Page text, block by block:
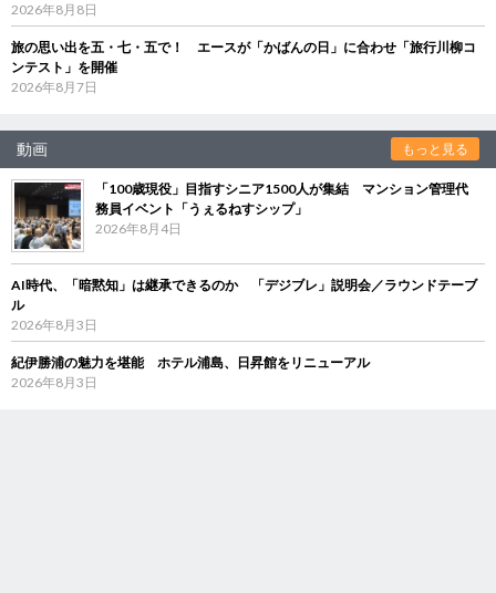
2026年8月8日
旅の思い出を五・七・五で！ エースが「かばんの日」に合わせ「旅行川柳コ
ンテスト」を開催
2026年8月7日
動画 もっと見る
「100歳現役」目指すシニア1500人が集結 マンション管理代
務員イベント「うぇるねすシップ」
2026年8月4日
AI時代、「暗黙知」は継承できるのか 「デジブレ」説明会／ラウンドテーブ
ル
2026年8月3日
紀伊勝浦の魅力を堪能 ホテル浦島、日昇館をリニューアル
2026年8月3日